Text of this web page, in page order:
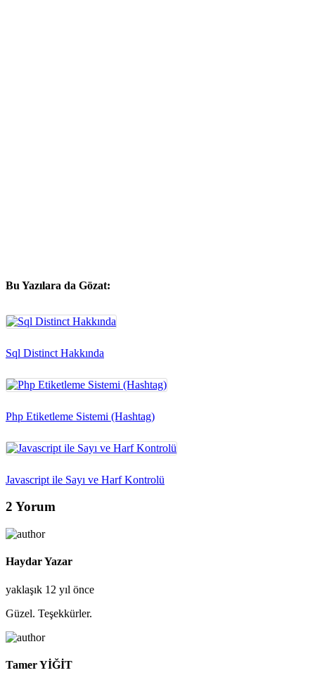
Bu Yazılara da Gözat:
Sql Distinct Hakkında
Php Etiketleme Sistemi (Hashtag)
Javascript ile Sayı ve Harf Kontrolü
2 Yorum
Haydar Yazar
yaklaşık 12 yıl önce
Güzel. Teşekkürler.
Tamer YİĞİT